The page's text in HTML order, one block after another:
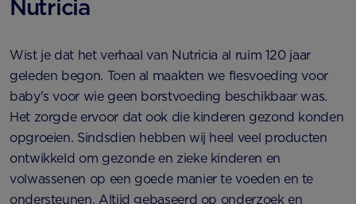
Nutricia
Wist je dat het verhaal van Nutricia al ruim 120 jaar
geleden begon. Toen al maakten we flesvoeding voor
baby's voor wie geen borstvoeding beschikbaar was.
Het zorgde ervoor dat ook die kinderen gezond konden
opgroeien. Sindsdien hebben wij heel veel producten
ontwikkeld om gezonde en zieke kinderen en
volwassenen op een goede manier te voeden en te
ondersteunen. Altijd gebaseerd op onderzoek en